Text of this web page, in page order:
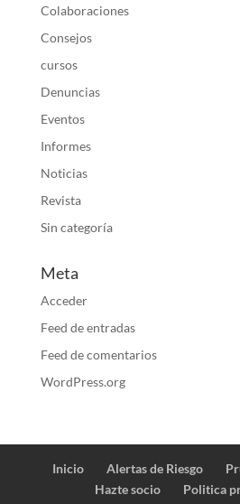
Colaboraciones
Consejos
cursos
Denuncias
Eventos
Informes
Noticias
Revista
Sin categoría
Meta
Acceder
Feed de entradas
Feed de comentarios
WordPress.org
Inicio Alertas de Riesgo
Hazte socio
Politica